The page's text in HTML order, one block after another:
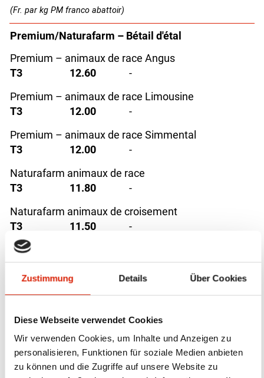
Zustimmung Details Über Cookies
Diese Webseite verwendet Cookies
Wir verwenden Cookies, um Inhalte und Anzeigen zu
personalisieren, Funktionen für soziale Medien anbieten
zu können und die Zugriffe auf unsere Website zu
(Fr. par kg PM franco abattoir)
Premium/Naturafarm – Bétail d'étal
Premium – animaux de race Angus
T3
12.60
-
Premium – animaux de race Limousine
T3
12.00
-
Premium – animaux de race Simmental
T3
12.00
-
Naturafarm animaux de race
T3
11.80
-
Naturafarm animaux de croisement
T3
11.50 -
(Fr. par kg PM franco abattoir)
Bio Weide-Beef
T3
-
C3
-
(Fr. par kg PM franco abattoir)
SwissPrimBeef/Naturafarm/Premium - Broutards